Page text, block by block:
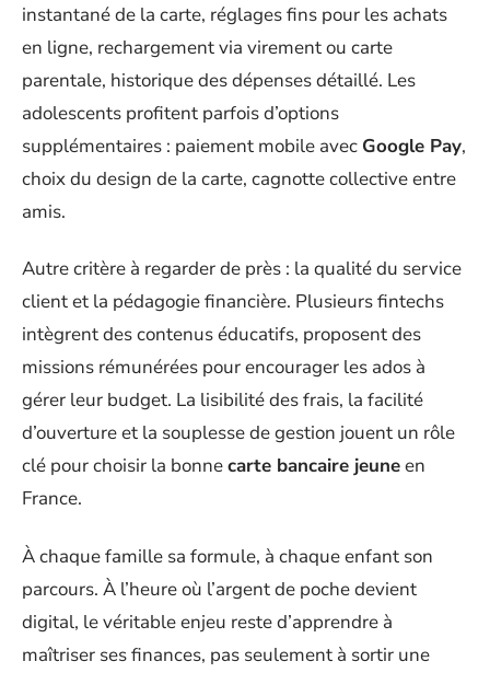
instantané de la carte, réglages fins pour les achats
en ligne, rechargement via virement ou carte
parentale, historique des dépenses détaillé. Les
adolescents profitent parfois d’options
supplémentaires : paiement mobile avec Google Pay,
choix du design de la carte, cagnotte collective entre
amis.
Autre critère à regarder de près : la qualité du service
client et la pédagogie financière. Plusieurs fintechs
intègrent des contenus éducatifs, proposent des
missions rémunérées pour encourager les ados à
gérer leur budget. La lisibilité des frais, la facilité
d’ouverture et la souplesse de gestion jouent un rôle
clé pour choisir la bonnecarte bancaire jeuneen
France.
À chaque famille sa formule, à chaque enfant son
parcours. À l’heure où l’argent de poche devient
digital, le véritable enjeu reste d’apprendre à
maîtriser ses finances, pas seulement à sortir une